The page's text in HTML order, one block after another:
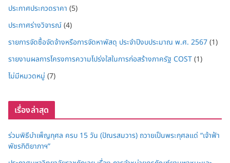
ประกาศประกวดราคา (5)
ประกาศร่างวิจารณ์(4)
รายการจัดซื้อจัดจ้างหรือการจัดหาพัสดุ ประจำปีงบประมาณ พ.ศ. 2567(1)
รายงานผลการโครงการความโปร่งใสในการก่อสร้างภาครัฐ COST(1)
ไม่มีหมวดหมู่ (7)
เรื่องล่าสุด
ร่วมพิธีบำเพ็ญกุศล ครบ 15 วัน (ปัณรสมวาร) ถวายเป็นพระกุศลแด่ “เจ้าฟ้า
พัชรกิติยาภาฯ”